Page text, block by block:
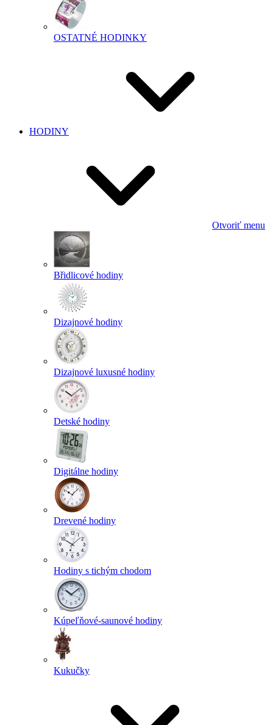
OSTATNÉ HODINKY
HODINY
Otvoriť menu
Břidlicové hodiny
Dizajnové hodiny
Dizajnové luxusné hodiny
Detské hodiny
Digitálne hodiny
Drevené hodiny
Hodiny s tichým chodom
Kúpeľňové-saunové hodiny
Kukučky